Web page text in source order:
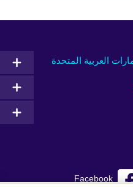
العربية المتحدة
Facebook